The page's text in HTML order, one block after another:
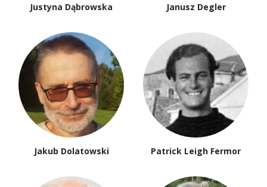
Justyna Dąbrowska Janusz Degler
Jakub Dolatowski Patrick Leigh Fermor